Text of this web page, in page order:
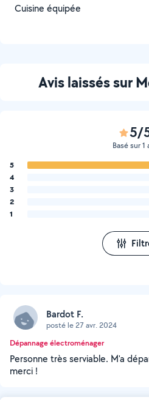
Cuisine équipée
Avis laissés sur
5/
Basé sur 1
5
4
3
2
1
Bardot F.
posté le 27 avr. 2024
Dépannage électroménager
Personne très serviable. M'a
merci !